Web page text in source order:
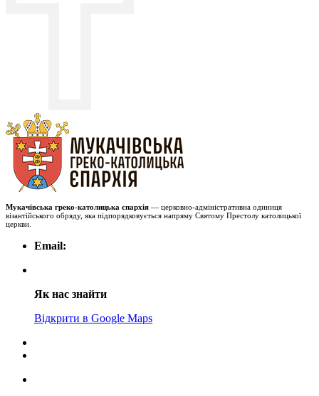
Мукачівська греко-католицька єпархія — церковно-адміністративна одиниця
візантійського обряду, яка підпорядковується напряму Святому Престолу католицької
церкви.
Email:
Як нас знайти
Відкрити в Google Maps